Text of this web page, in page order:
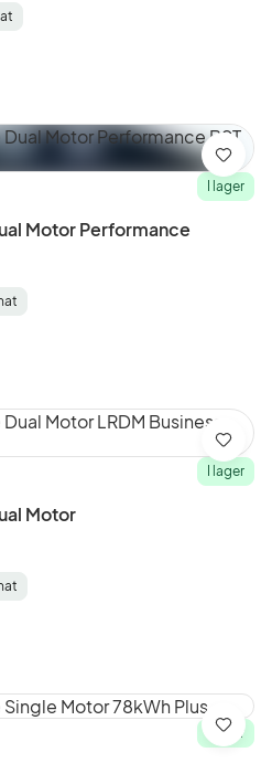
I lager
Motor Performance
Spara
I lager
Motor
Spara
I lager
Spara